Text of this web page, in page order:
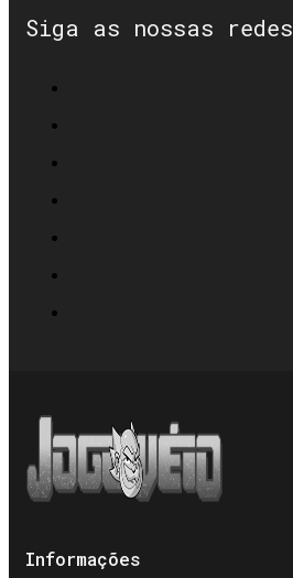
Siga as nossas redes
Informações